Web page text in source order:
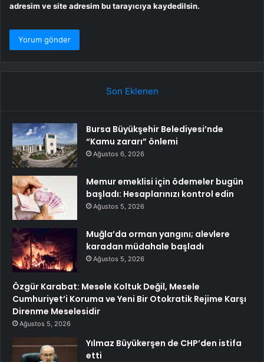
adresim ve site adresim bu tarayıcıya kaydedilsin.
Son Eklenen
Bursa Büyükşehir Belediyesi’nde
“Kamu zararı” önlemi
Ağustos 6, 2026
Memur emeklisi için ödemeler bugün
başladı: Hesaplarınızı kontrol edin
Ağustos 5, 2026
Muğla’da orman yangını; alevlere
karadan müdahale başladı
Ağustos 5, 2026
Özgür Karabat: Mesele Koltuk Değil, Mesele
Cumhuriyet’i Koruma ve Yeni Bir Otokratik Rejime Karşı
Direnme Meselesidir
Ağustos 5, 2026
Yılmaz Büyükerşen de CHP’den istifa
etti